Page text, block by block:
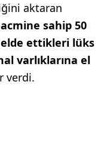
aktaran
sahip 50
elde ettikleri lüks
varlıklarına el
verdi.